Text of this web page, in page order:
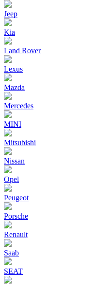
Jeep
Kia
Land Rover
Lexus
Mazda
Mercedes
MINI
Mitsubishi
Nissan
Opel
Peugeot
Porsche
Renault
Saab
SEAT